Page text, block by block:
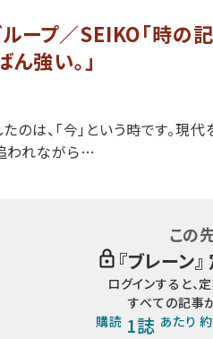
ープ／SEIKO「時の
ん強い。」
のは、「今」という時です。
われながら…
この
『ブレーン
ログインすると、
すべての記事
購読 1誌 あたり 約